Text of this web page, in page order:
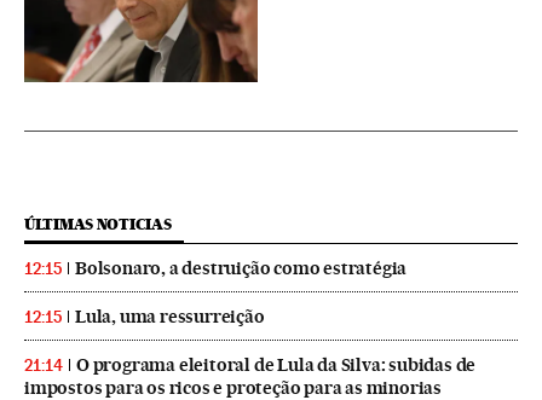
ÚLTIMAS NOTICIAS
12:15 Bolsonaro, a destruição como estratégia
12:15 Lula, uma ressurreição
21:14
O programa eleitoral de Lula da Silva: subidas de
impostos para os ricos e proteção para as minorias